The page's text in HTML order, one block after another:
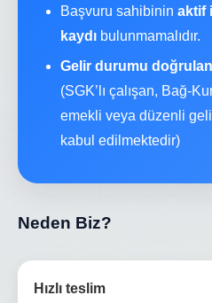
Başvuru sahibinin aktif
kaydı bulunmamalıdır.
Gelir durumu
(SGK’lı çalışan, Bağ-
emekli veya düzenli
kabul edilmektedir)
Neden Biz?
Hızlı teslim